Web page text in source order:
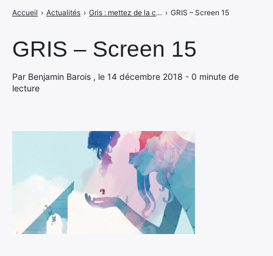
GRIS – Screen 15
Par Benjamin Barois , le 14 décembre 2018 - 0 minute de
lecture
Accueil › Actualités › Gris : mettez de la couleur sur vos émotions › GRIS – Screen 15